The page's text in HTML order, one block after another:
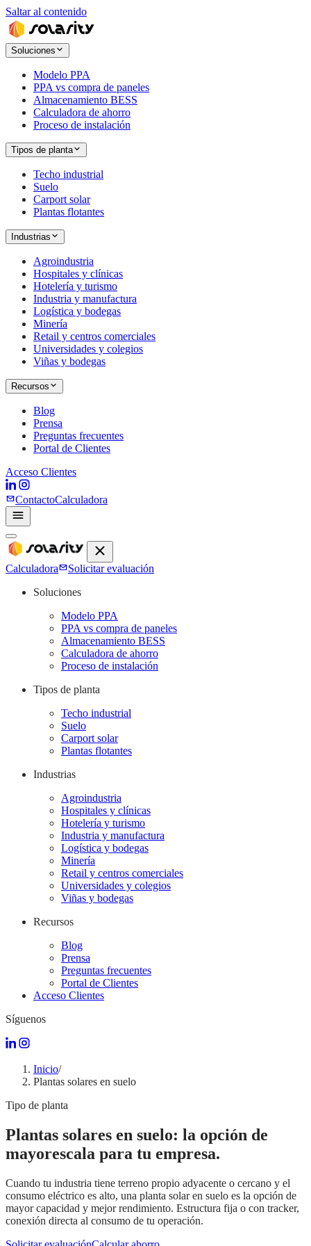
Saltar al contenido
Soluciones
Modelo PPA
PPA vs compra de paneles
Almacenamiento BESS
Calculadora de ahorro
Proceso de instalación
Tipos de planta
Techo industrial
Suelo
Carport solar
Plantas flotantes
Industrias
Agroindustria
Hospitales y clínicas
Hotelería y turismo
Industria y manufactura
Logística y bodegas
Minería
Retail y centros comerciales
Universidades y colegios
Viñas y bodegas
Recursos
Blog
Prensa
Preguntas frecuentes
Portal de Clientes
Acceso Clientes
ContactoCalculadora
Calculadora
Solicitar evaluación
Soluciones
Modelo PPA
PPA vs compra de paneles
Almacenamiento BESS
Calculadora de ahorro
Proceso de instalación
Tipos de planta
Techo industrial
Suelo
Carport solar
Plantas flotantes
Industrias
Agroindustria
Hospitales y clínicas
Hotelería y turismo
Industria y manufactura
Logística y bodegas
Minería
Retail y centros comerciales
Universidades y colegios
Viñas y bodegas
Recursos
Blog
Prensa
Preguntas frecuentes
Portal de Clientes
Acceso Clientes
Síguenos
Inicio/
Plantas solares en suelo
Tipo de planta
Plantas solares en suelo: la opción de
mayorescala para tu empresa.
Cuando tu industria tiene terreno propio adyacente o cercano y el
consumo eléctrico es alto, una planta solar en suelo es la opción de
mayor capacidad y mejor rendimiento. Estructura fija o con tracker,
conexión directa al consumo de tu operación.